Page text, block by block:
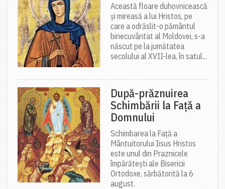
Această floare duhovnicească
și mireasă a lui Hristos, pe
care a odrăslit-o pământul
binecuvântat al Moldovei, s-a
născut pe la jumătatea
secolului al XVII-lea, în satul...
După-prăznuirea
Schimbării la Față a
Domnului
Schimbarea la Față a
Mântuitorului Iisus Hristos
este unul din Praznicele
împărătești ale Bisericii
Ortodoxe, sărbătorită la 6
august.